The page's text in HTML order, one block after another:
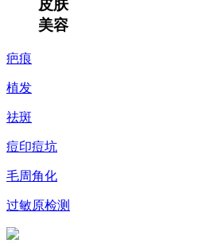
皮肤
美容
疤痕
植发
祛斑
痘印痘坑
毛周角化
过敏原检测